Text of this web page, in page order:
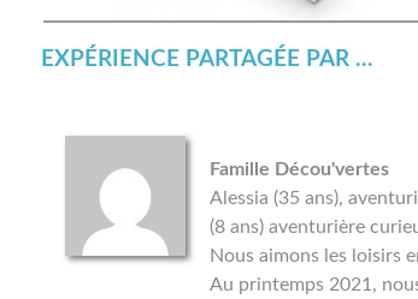
EXPÉRIENCE PARTAGÉE PAR ...
Famille Décou'vertes
Alessia (35 ans),
(8 ans) aventurière
Nous aimons les loisirs
Au printemps 2021,